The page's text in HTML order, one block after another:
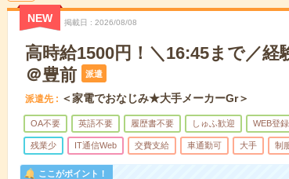
NEW 掲載日 2026/08/08
高時給1500円！＼16:45まで／経
＠豊前
派遣
派遣先 ＜家電でおなじみ★大手メーカーGr＞
OA不要 英語不要 履歴書不要 しゅふ歓迎 WEB登
残業少 IT通信Web 交費支給 車通勤可 大手 制
ここがポイント！